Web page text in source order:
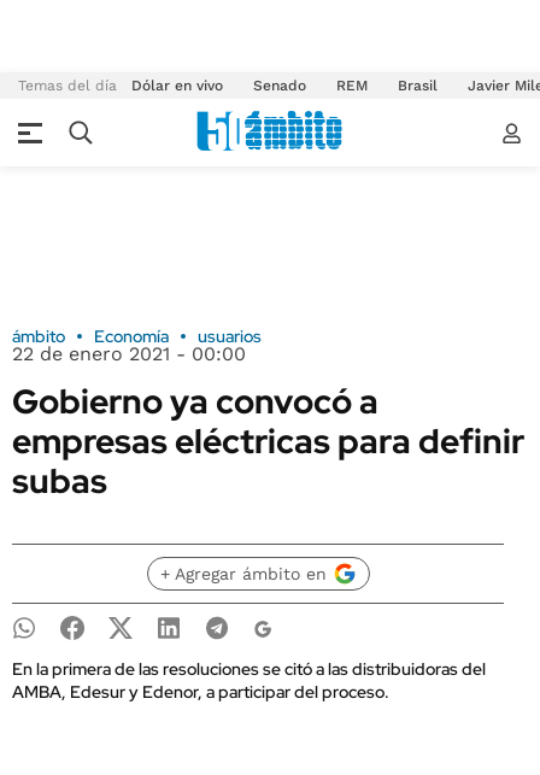
Temas del día Dólar en vivo Senado REM Brasil Javier
ámbito Economía usuarios
22 de enero 2021 - 00:00
Gobierno ya convocó a
empresas eléctricas para definir
subas
+ Agregar ámbito en
En la primera de las resoluciones se citó a las distribuidoras del
AMBA, Edesur y Edenor, a participar del proceso.